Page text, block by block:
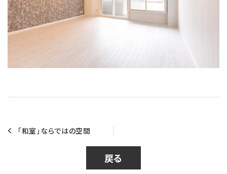
「和室」ならではの空間
戻る